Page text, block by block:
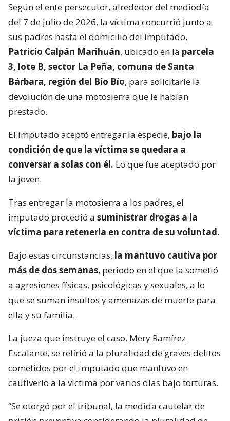
Según el ente persecutor, alrededor del mediodía
del 7 de julio de 2026, la víctima concurrió junto a
sus padres hasta el domicilio del imputado,
Patricio Calpán Marihuán, ubicado en la parcela
3, lote B, sector La Peña, comuna de Santa
Bárbara, región del Bío Bío, para solicitarle la
devolución de una motosierra que le habían
prestado.
El imputado aceptó entregar la especie, bajo la
condición de que la víctima se quedara a
conversar a solas con él. Lo que fue aceptado por
la joven.
Tras entregar la motosierra a los padres, el
imputado procedió a suministrar drogas a la
víctima para retenerla en contra de su voluntad.
Bajo estas circunstancias, la mantuvo cautiva por
más de dos semanas, periodo en el que la sometió
a agresiones físicas, psicológicas y sexuales, a lo
que se suman insultos y amenazas de muerte para
ella y su familia.
La jueza que instruye el caso, Mery Ramírez
Escalante, se refirió a la pluralidad de graves delitos
cometidos por el imputado que mantuvo en
cautiverio a la víctima por varios días bajo torturas.
“Se otorgó por el tribunal, la medida cautelar de